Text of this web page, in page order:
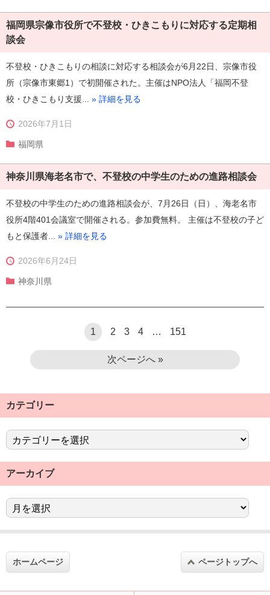
福岡県宗像市役所で不登校・ひきこもりに対応する定期相
談会
不登校・ひきこもりの相談に対応する相談会が6月22日、宗像市役
所（宗像市東郷1）で初開催された。主催はNPO法人「福岡不登
校・ひきこもり支援... » 詳細を見る
2026年7月1日
福岡県
神奈川県海老名市で、不登校の中学生のための進路相談会
不登校の中学生のための進路相談会が、7月26日（日）、海老名市
役所4階401会議室で開催される。参加費無料。 主催は不登校の子ど
もと保護者... » 詳細を見る
2026年6月24日
神奈川県
1 2 3 4 … 151
次ページへ »
カテゴリー
アーカイブ
ホームページ ページトップへ